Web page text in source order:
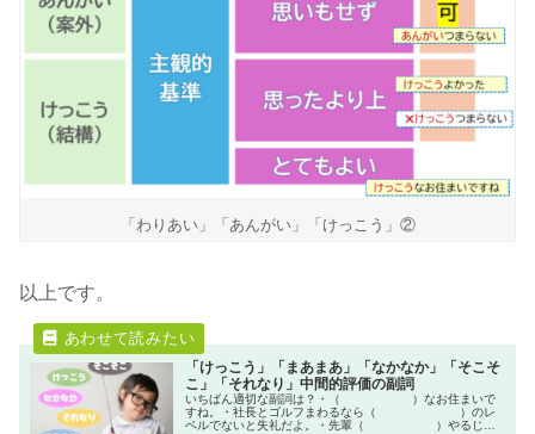
「わりあい」「あんがい」「けっこう」②
以上です。
「けっこう」「まあまあ」「なかなか」「そこそ
こ」「それなり」中間的評価の副詞
いちばん適切な副詞は？・（ ）なお住まいで
すね。・社長とゴルフまわるなら（ ）のレ
ベルでないと失礼だよ。・先輩（ ）やるじゃ